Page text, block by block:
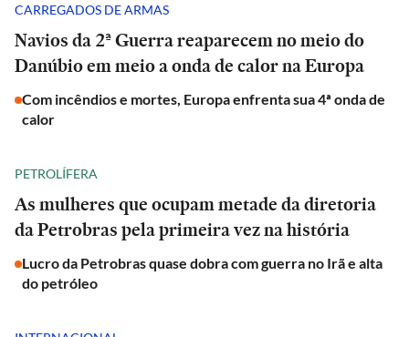
CARREGADOS DE ARMAS
Navios da 2ª Guerra reaparecem no meio do
Danúbio em meio a onda de calor na Europa
Com incêndios e mortes, Europa enfrenta sua 4ª onda de
calor
PETROLÍFERA
As mulheres que ocupam metade da diretoria
da Petrobras pela primeira vez na história
Lucro da Petrobras quase dobra com guerra no Irã e alta
do petróleo